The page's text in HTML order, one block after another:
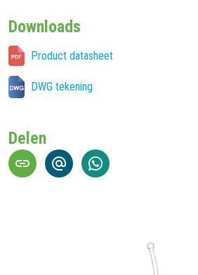
Downloads
Product datasheet
DWG tekening
Delen